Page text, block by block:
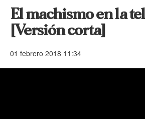
El machismo en la
[Versión corta]
01 febrero 2018 11:34